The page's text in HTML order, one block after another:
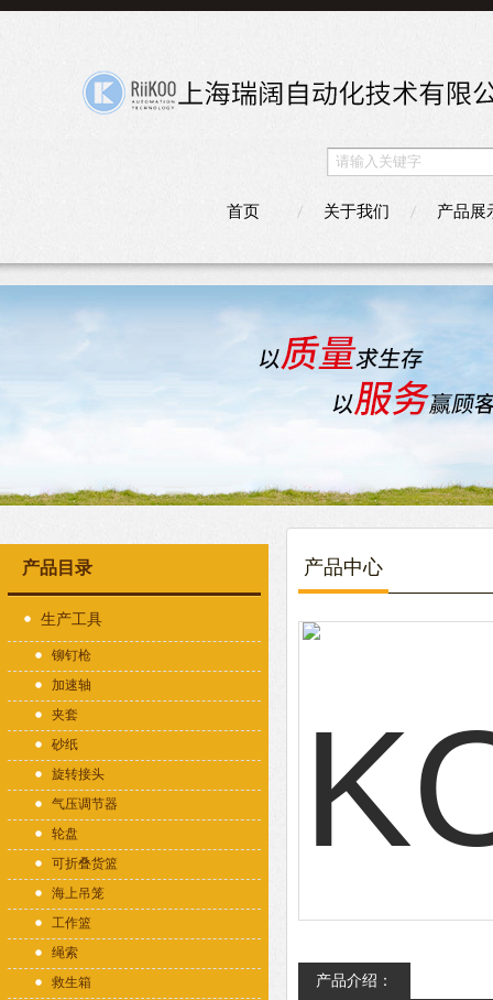
首页 关于我们 产品展
产品目录
生产工具
铆钉枪
加速轴
夹套
砂纸
旋转接头
气压调节器
轮盘
可折叠货篮
海上吊笼
工作篮
绳索
救生箱
产品中心
产品介绍：